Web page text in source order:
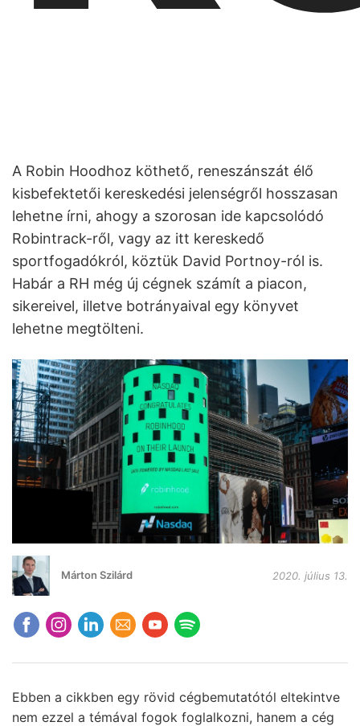
A Robin Hoodhoz köthető, reneszánszát élő
kisbefektetői kereskedési jelenségről hosszasan
lehetne írni, ahogy a szorosan ide kapcsolódó
Robintrack-ről, vagy az itt kereskedő
sportfogadókról, köztük David Portnoy-ról is.
Habár a RH még új cégnek számít a piacon,
sikereivel, illetve botrányaival egy könyvet
lehetne megtölteni.
Márton Szilárd 2020. július 13.
Ebben a cikkben egy rövid cégbemutatótól eltekintve
nem ezzel a témával fogok foglalkozni, hanem a cég